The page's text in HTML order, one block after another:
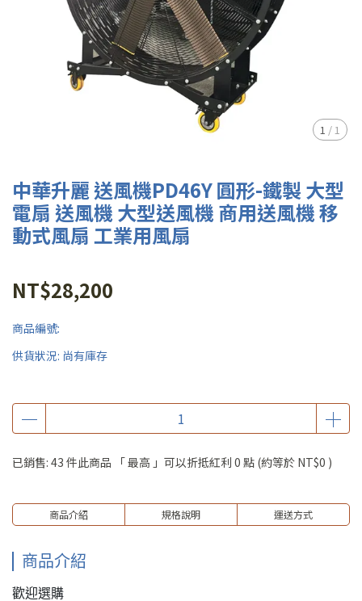
1 / 1
中華升麗 送風機PD46Y 圓形-鐵製 大型
電扇 送風機 大型送風機 商用送風機 移
動式風扇 工業用風扇
NT$28,200
商品編號:
供貨狀況: 尚有庫存
已銷售: 43 件此商品 「 最高 」可以折抵紅利 0 點 (約等於 NT$0 )
商品介紹 規格說明 運送方式
商品介紹
歡迎選購